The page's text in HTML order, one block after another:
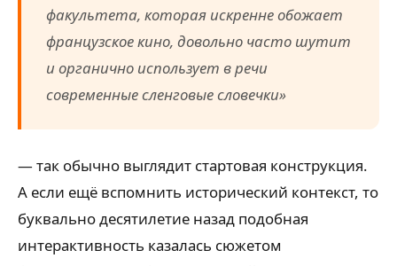
факультета, которая искренне обожает
французское кино, довольно часто шутит
и органично использует в речи
современные сленговые словечки»
— так обычно выглядит стартовая конструкция.
А если ещё вспомнить исторический контекст, то
буквально десятилетие назад подобная
интерактивность казалась сюжетом